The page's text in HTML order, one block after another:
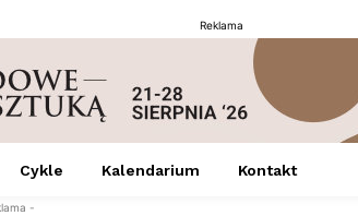
Reklama
Cykle Kalendarium Kontakt
-